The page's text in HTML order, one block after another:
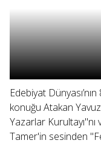
Edebiyat
konuğu Atakan
Yazarlar Kurultayı"nı
Tamer'in sesinden